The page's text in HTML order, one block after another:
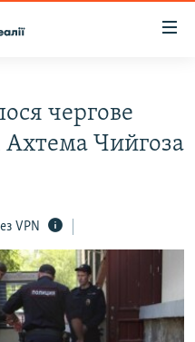
чергове
Ахтема Чийгоза
VPN